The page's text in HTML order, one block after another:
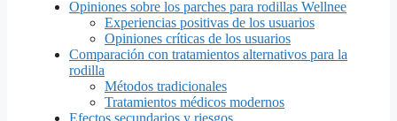
Opiniones sobre los parches para rodillas Wellnee
Experiencias positivas de los usuarios
Opiniones críticas de los usuarios
Comparación con tratamientos alternativos para la
rodilla
Métodos tradicionales
Tratamientos médicos modernos
Efectos secundarios y riesgos